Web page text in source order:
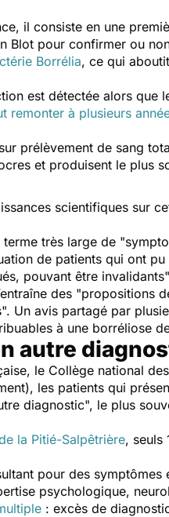
il consiste en une
Blot pour confirmer ou
Borrélia, ce qui
est détectée alors que
remonter à plusieurs
prélèvement de sang
et produisent le plus
scientifiques sur
très large de "
de patients qui ont
pouvant être invalidants
des "propositions
". Un avis partagé par
à une borréliose
autre
le Collège national
les patients qui
diagnostic", le plus
la Pitié-Salpêtrière, seuls
pour des symptômes
psychologique,
: excès de